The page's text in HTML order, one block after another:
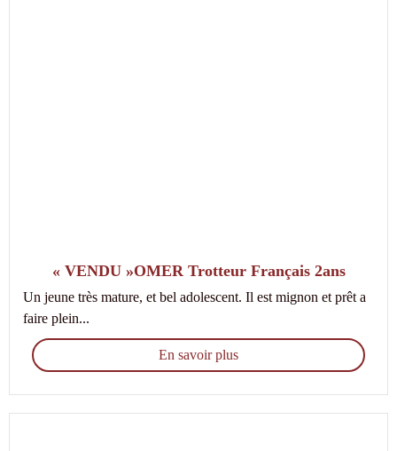
« VENDU »OMER Trotteur Français 2ans
Un jeune très mature, et bel adolescent. Il est mignon et prêt a
faire plein...
En savoir plus